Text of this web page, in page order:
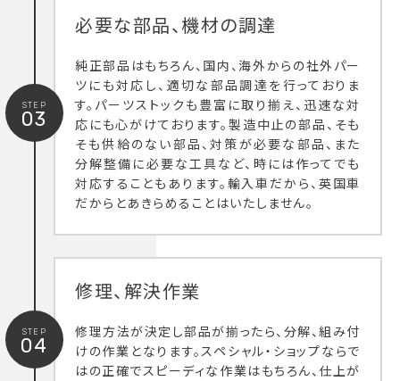
STEP
03
必要な部品、機材の調達
純正部品はもちろん、国内、海外からの社外パー
ツにも対応し、適切な部品調達を行っておりま
す。パーツストックも豊富に取り揃え、迅速な対
応にも心がけております。製造中止の部品、そも
そも供給のない部品、対策が必要な部品、また
分解整備に必要な工具など、時には作ってでも
対応することもあります。輸入車だから、英国車
だからとあきらめることはいたしません。
STEP
04
修理、解決作業
修理方法が決定し部品が揃ったら、分解、組み付
けの作業となります。スペシャル・ショップならで
はの正確でスピーディな作業はもちろん、仕上が